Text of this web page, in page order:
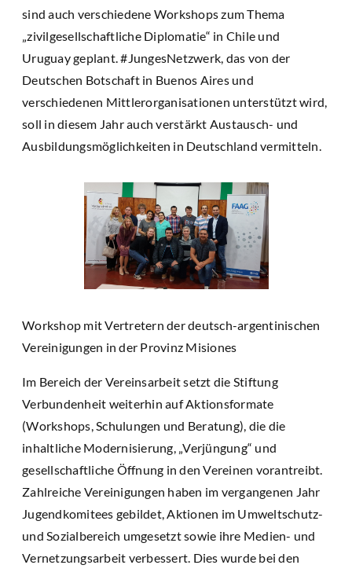
sind auch verschiedene Workshops zum Thema
„zivilgesellschaftliche Diplomatie“ in Chile und
Uruguay geplant. #JungesNetzwerk, das von der
Deutschen Botschaft in Buenos Aires und
verschiedenen Mittlerorganisationen unterstützt wird,
soll in diesem Jahr auch verstärkt Austausch- und
Ausbildungsmöglichkeiten in Deutschland vermitteln.
Workshop mit Vertretern der deutsch-argentinischen
Vereinigungen in der Provinz Misiones
Im Bereich der Vereinsarbeit setzt die Stiftung
Verbundenheit weiterhin auf Aktionsformate
(Workshops, Schulungen und Beratung), die die
inhaltliche Modernisierung, „Verjüngung“ und
gesellschaftliche Öffnung in den Vereinen vorantreibt.
Zahlreiche Vereinigungen haben im vergangenen Jahr
Jugendkomitees gebildet, Aktionen im Umweltschutz-
und Sozialbereich umgesetzt sowie ihre Medien- und
Vernetzungsarbeit verbessert. Dies wurde bei den